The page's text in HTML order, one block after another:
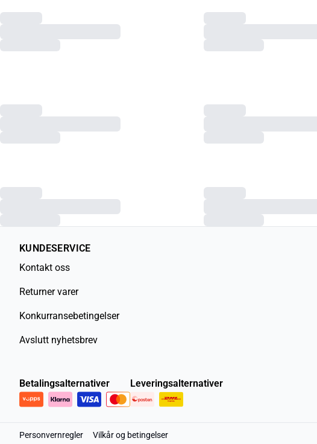
KUNDESERVICE
Kontakt oss
Returner varer
Konkurransebetingelser
Avslutt nyhetsbrev
Betalingsalternativer Leveringsalternativer
Personvernregler Vilkår og betingelser